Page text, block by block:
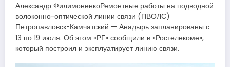
Александр ФилимоненкоРемонтные работы на подводной
волоконно-оптической линии связи (ПВОЛС)
Петропавловск-Камчатский — Анадырь запланированы с
13 по 19 июля. Об этом «РГ» сообщили в «Ростелекоме»,
который построил и эксплуатирует линию связи.